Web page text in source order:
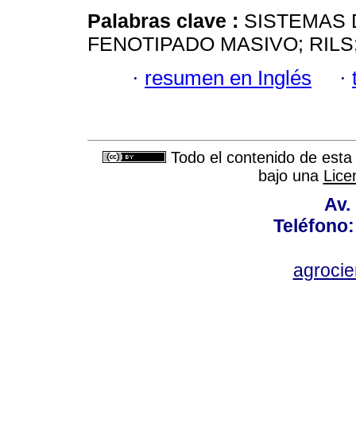
Palabras clave : SISTEMAS
FENOTIPADO MASIVO;
· resumen en Inglés ·
Todo el contenido de
bajo una
Av.